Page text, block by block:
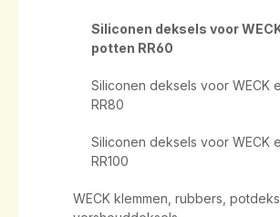
Siliconen deksels voor
potten RR60
Siliconen deksels voor WECK
RR80
Siliconen deksels voor WECK
RR100
WECK klemmen, rubbers,